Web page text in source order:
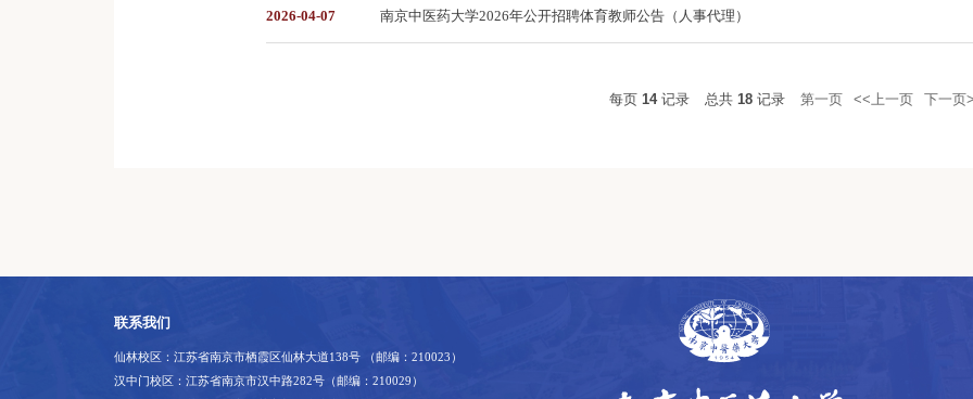
2026-04-07 南京中医药大学2026年公开招聘体育教师公告（人事代理）
每页 14记录 总共 18 记录 第一页 <<上一页 下一页
联系我们
仙林校区：江苏省南京市栖霞区仙林大道138号 （邮编：210023）
汉中门校区：江苏省南京市汉中路282号（邮编：210029）